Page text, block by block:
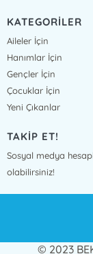
KATEGORİLER
Aileler İçin
Hanımlar İçin
Gençler İçin
Çocuklar İçin
Yeni Çıkanlar
TAKİP ET!
Sosyal medya
olabilirsiniz!
© 2023